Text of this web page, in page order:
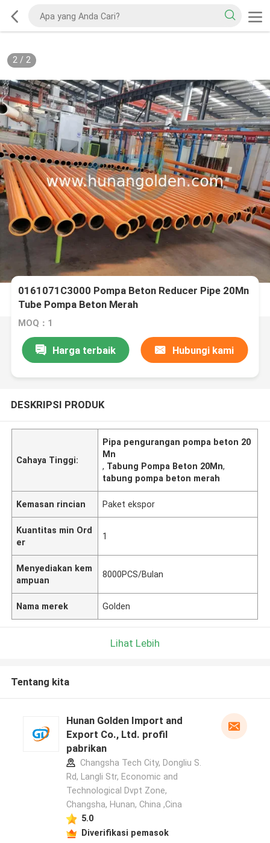
2/ 2
0161071C3000 Pompa Beton Reducer Pipe 20Mn
Tube Pompa Beton Merah
MOQ：1
Harga terbaik Hubungi kami
DESKRIPSI PRODUK
Cahaya Tinggi:
Pipa pengurangan pompa beton 20
Mn
, Tabung Pompa Beton 20Mn,
tabung pompa beton merah
Kemasan rincian Paket ekspor
Kuantitas min Ord
er
1
Menyediakan kem
ampuan
8000PCS/Bulan
Nama merek Golden
Lihat Lebih
Tentang kita
Hunan Golden Import and
Export Co., Ltd. profil
pabrikan
Changsha Tech City, Dongliu S.
Rd, Langli Str, Economic and
Technological Dvpt Zone,
Changsha, Hunan, China ,Cina
5.0
Diverifikasi pemasok